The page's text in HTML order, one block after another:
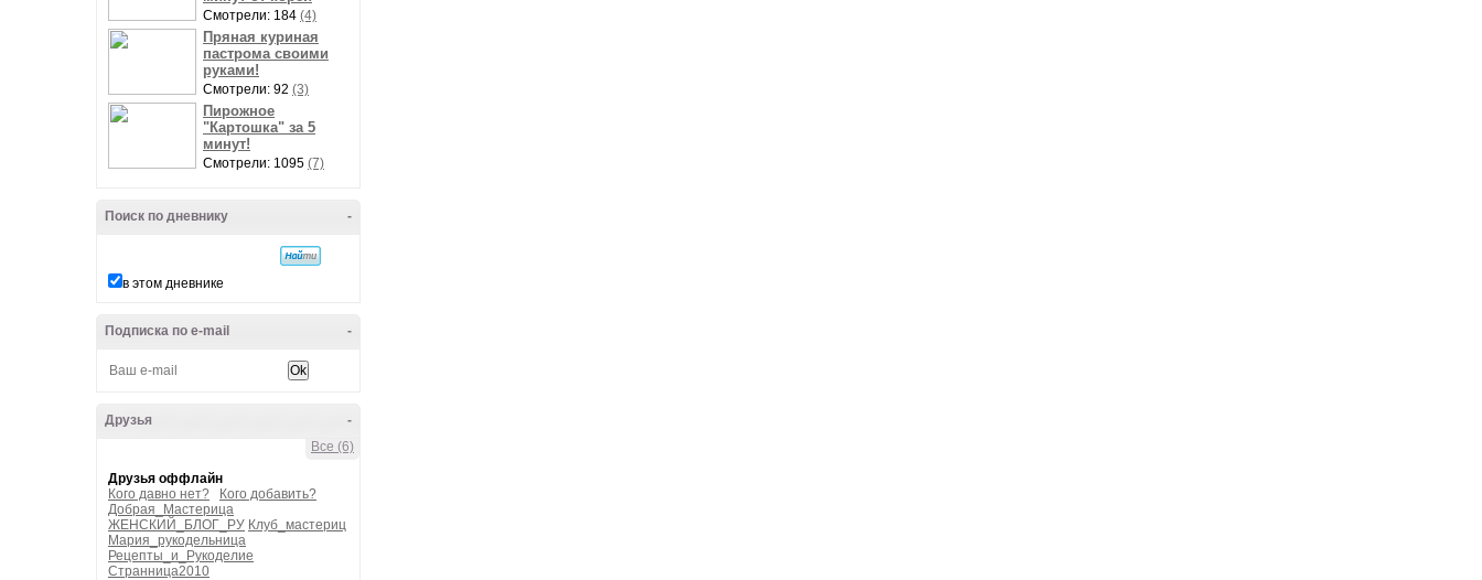
Смотрели: 184 (4)
Пряная куриная
пастрома своими
руками!
Смотрели: 92 (3)
Пирожное
"Картошка" за 5
минут!
Смотрели: 1095 (7)
-
Поиск по дневнику
в этом дневнике
-
Подписка по e-mail
-
Друзья
Все (6)
Друзья оффлайн
Кого давно нет?
Кого добавить?
Добрая_Мастерица
ЖЕНСКИЙ_БЛОГ_РУ Клуб_мастериц
Мария_рукодельница
Рецепты_и_Рукоделие
Странница2010